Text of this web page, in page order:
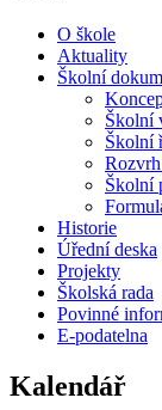
O škole
Aktuality
Školní
Školní
Školní
Školní
Historie
Úřední deska
Projekty
Školská rada
Povinné
E-podatelna
Kalendář